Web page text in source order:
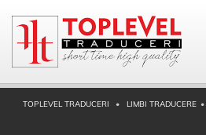
TOPLEVEL TRADUCERI LIMBI TRADUCERE